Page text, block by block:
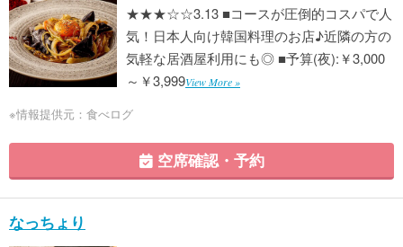
★★★☆☆3.13 ■コースが圧倒的コスパで人
気！日本人向け韓国料理のお店♪近隣の方の
気軽な居酒屋利用にも◎ ■予算(夜):￥3,000
～￥3,999View More »
※情報提供元：食べログ
空席確認・予約
なっちょり